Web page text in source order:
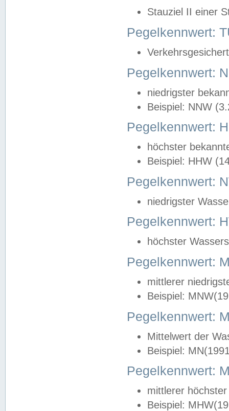
Stauziel II einer
Pegelkennwert:
Pegelkennwert:
niedrigster
Beispiel: NNW
Pegelkennwert:
höchster
Beispiel: HHW
Pegelkennwert:
niedrigster
Pegelkennwert:
höchster
Pegelkennwert:
mittlerer
Beispiel:
Pegelkennwert:
Mittelwert der
Beispiel:
Pegelkennwert:
mittlerer
Beispiel: